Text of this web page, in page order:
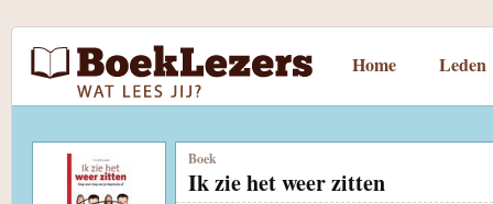
Home Leden
Boek
Ik zie het weer zitten